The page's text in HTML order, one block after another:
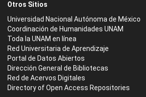
Otros Sitios
Universidad Nacional Autónoma de México
Coordinación de Humanidades UNAM
Toda la UNAM en línea
Red Universitaria de Aprendizaje
Portal de Datos Abiertos
Dirección General de Bibliotecas
Red de Acervos Digitales
Directory of Open Access Repositories